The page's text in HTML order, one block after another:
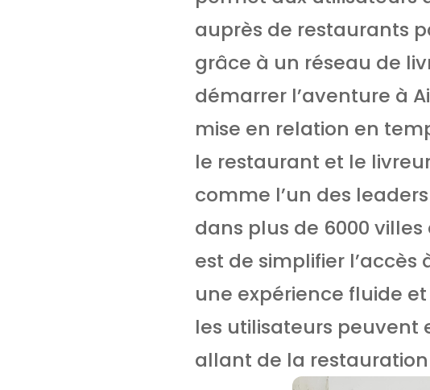
auprès de restaurants
grâce à un réseau de
démarrer l’aventure à
mise en relation en
le restaurant et le
comme l’un des
dans plus de 6000 villes
est de simplifier
une expérience fluide
les utilisateurs peuvent
allant de la